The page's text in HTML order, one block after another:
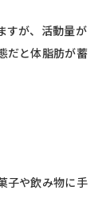
すが、活動量が
だと体脂肪が蓄
子や飲み物に手